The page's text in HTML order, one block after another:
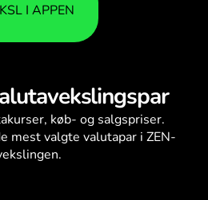
I APPEN
, køb- og salgspriser.
mest valgte valutapar i ZEN-